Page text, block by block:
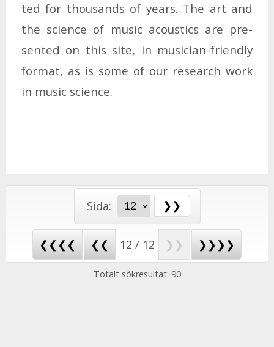
ted for thousands of ye­ars. The art and
the sci­ence of mu­sic ac­oustics are pre­
sen­ted on this site, in mu­si­ci­an-fri­end­ly
for­mat, as is some of our re­se­arch work
in mu­sic sci­ence.
Sida:
❮❮❮❮ ❮❮ 12 / 12 ❯❯ ❯❯❯❯
Totalt sökresultat: 90